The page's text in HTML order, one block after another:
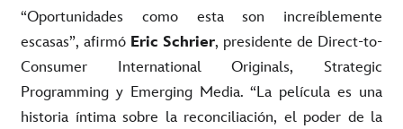
“Oportunidades como esta son increíblemente
escasas”, afirmó Eric Schrier, presidente de Direct-to-
Consumer International Originals, Strategic
Programming y Emerging Media. “La película es una
historia íntima sobre la reconciliación, el poder de la